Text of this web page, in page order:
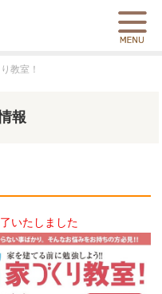
教室！
報
いたしました